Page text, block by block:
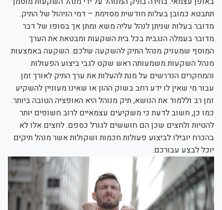
תתבטא כמובן בעלות חודשית מסוימת – דמי הניהול של התיק.
מדובר בעלות שניתן לנהל עליה משא ומתן אך בסופו של דבר
מדובר בעמלה הנגבית בכל בית השקעות ומבטאת את הערך
המוסף שמעניק מנהל התיק להשקעה שלכם. השקעה באמצעות
מנהל השקעות משמעותה ראש שקט לגבי ביצוע הפעולות
והמחקרים הנדרשים על מנת להעלות את ערך התיק לאורך זמן.
עבור מי שאין לו ידע רחב בשוק ההון או שאינו מעוניין להשקיע
זמן רב וללמוד את הנושא, תיק מנוהל היא האופציה הטובה ביותר.
כמו כן, חשוב לדעת כי משקיעים עצמאיים לרוב חשופים יותר
להטיות ולחצים שכן הם חוששים לגורל כספם. לחצים אלו לא
בהכרח יובילו לביצוע פעולות חכמות ושקולות אשר מנהל תיקים
יוכל לבצע עבורכם.